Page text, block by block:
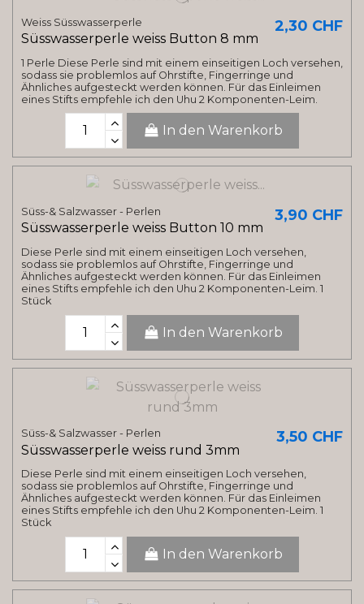
Weiss Süsswasserperle
Süsswasserperle weiss Button 8 mm
2,30 CHF
1 Perle Diese Perle sind mit einem einseitigen Loch versehen,
sodass sie problemlos auf Ohrstifte, Fingerringe und
Ähnliches aufgesteckt werden können. Für das Einleimen
eines Stifts empfehle ich den Uhu 2 Komponenten-Leim.
In den Warenkorb
Süss-& Salzwasser - Perlen
Süsswasserperle weiss Button 10 mm
3,90 CHF
Diese Perle sind mit einem einseitigen Loch versehen,
sodass sie problemlos auf Ohrstifte, Fingerringe und
Ähnliches aufgesteckt werden können. Für das Einleimen
eines Stifts empfehle ich den Uhu 2 Komponenten-Leim. 1
Stück
In den Warenkorb
Süss-& Salzwasser - Perlen
Süsswasserperle weiss rund 3mm
3,50 CHF
Diese Perle sind mit einem einseitigen Loch versehen,
sodass sie problemlos auf Ohrstifte, Fingerringe und
Ähnliches aufgesteckt werden können. Für das Einleimen
eines Stifts empfehle ich den Uhu 2 Komponenten-Leim. 1
Stück
In den Warenkorb